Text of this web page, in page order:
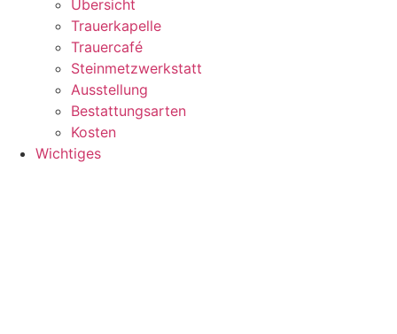
Übersicht
Trauerkapelle
Trauercafé
Steinmetzwerkstatt
Ausstellung
Bestattungsarten
Kosten
Wichtiges